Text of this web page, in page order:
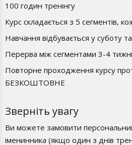
100 годин тренінгу
Курс складається з 5 сегментів,
Навчання відбувається у суботу
Перерва між сегментами 3-4 тижні
Повторне проходження курсу
БЕЗКОШТОВНЕ
Зверніть увагу
Ви можете замовити
іменинника (якщо один з днів